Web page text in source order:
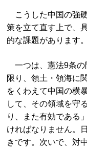
こうした中国の強
策を立て直す上で、
的な課題があります。
一つは、憲法9条の
限り、領土・領海に
をくわえて中国の横
して、その領域を守
り、また有効である
ければなりません。
きです。次いで、対